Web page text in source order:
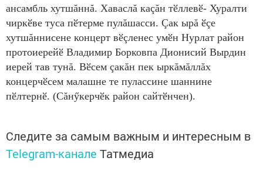
ансамбль хутшăннă. Хаваслă каçăн тӗллевӗ- Хуралти
чиркӗве туса пӗтерме пулăшасси. Çак ырă ӗçе
хутшăннисене концерт вӗçленес умӗн Нурлат район
протоиерейӗ Владимир Борковпа Дионисий Вырдин
иерей тав тунă. Вӗсем çакăн пек ыркăмăллăх
концерчӗсем малашне те пулассине шаннине
пӗлтернӗ. (Сăнӳкерчӗк район сайтӗнчен).
Следите за самым важным и интересным в
Telegram-канале Татмедиа